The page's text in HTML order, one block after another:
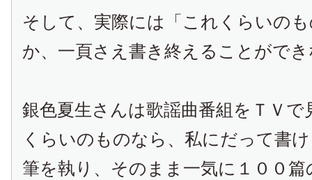
そして、実際には「これくらいの
か、一頁さえ書き終えることがで
銀色夏生さんは歌謡曲番組をＴＶで
くらいのものなら、私にだって書
筆を執り、そのまま一気に１００